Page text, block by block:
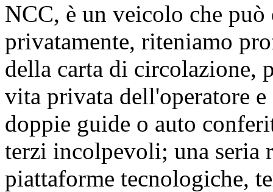
NCC, è un veicolo che può
privatamente, riteniamo
della carta di circolazione,
vita privata dell'operatore
doppie guide o auto
terzi incolpevoli; una seria
piattaforme tecnologiche,